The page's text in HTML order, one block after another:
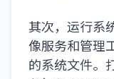
其次，运行系
像服务和管理
的系统文件。